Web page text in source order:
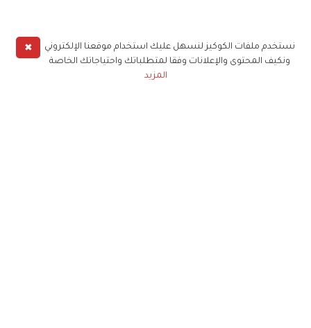
✖
نستخدم ملفات الكوكيز لنسهل عليك استخدام موقعنا الإلكتروني
ونكيف المحتوى والإعلانات وفقا لمتطلباتك واحتياجاتك الخاصة
المزيد